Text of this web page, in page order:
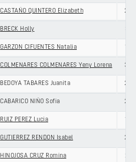
CASTAÑO QUINTERO Elizabeth 22
BRECK Holly 31
GARZON CIFUENTES Natalia 18
COLMENARES COLMENARES Yeny Lorena 32
BEDOYA TABARES Juanita 22
CABARICO NIÑO Sofia 20
RUIZ PEREZ Lucia 19
GUTIERREZ RENDON Isabel 22
HINOJOSA CRUZ Romina 21